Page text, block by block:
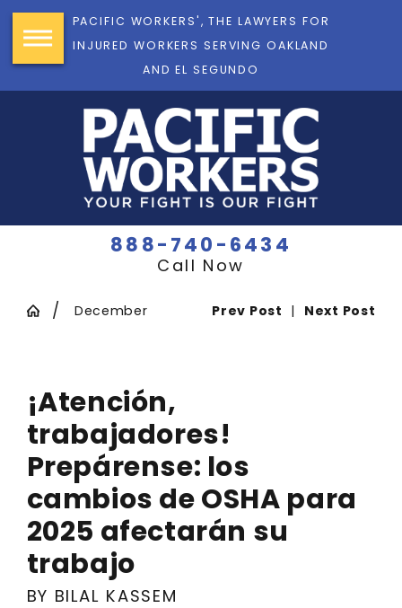
PACIFIC WORKERS', THE LAWYERS FOR
INJURED WORKERS SERVING OAKLAND
AND EL SEGUNDO
888-740-6434
Call Now
December Prev Post | Next Post
¡Atención,
trabajadores!
Prepárense: los
cambios de OSHA para
2025 afectarán su
trabajo
BY BILAL KASSEM